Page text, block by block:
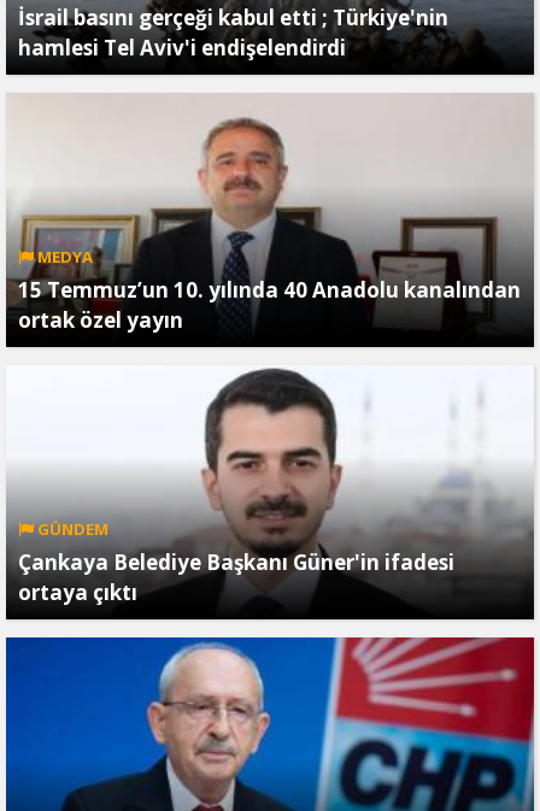
İsrail basını gerçeği kabul etti ; Türkiye'nin
hamlesi Tel Aviv'i endişelendirdi
MEDYA
15 Temmuz’un 10. yılında 40 Anadolu kanalından
ortak özel yayın
GÜNDEM
Çankaya Belediye Başkanı Güner'in ifadesi
ortaya çıktı